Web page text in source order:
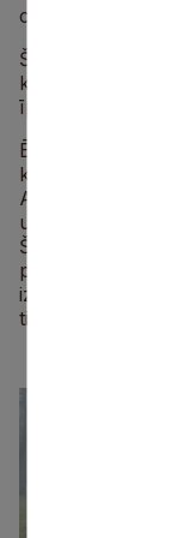
centra vadītāju.
Šogad
kurām pieteicās
īpaši aktīvi bija
Ēnu diena ir
kur tā notiek
Akcijas laikā
un iesaistās
Šīs aktivitātes
profesiju un
izvēlēties
tirgum.